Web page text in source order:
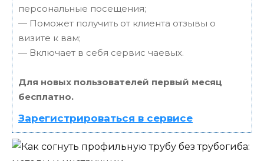
персональные посещения;
— Поможет получить от клиента отзывы о
визите к вам;
— Включает в себя сервис чаевых.
Для новых пользователей первый месяц
бесплатно.
Зарегистрироваться в сервисе